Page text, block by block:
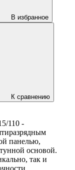
В избранное
К сравнению
110 -
панелью,
основой.
так и